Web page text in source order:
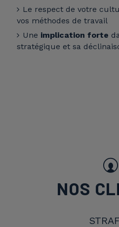
Le respect de votre
vos méthodes de travail
Une implication forte
stratégique et sa
NOS